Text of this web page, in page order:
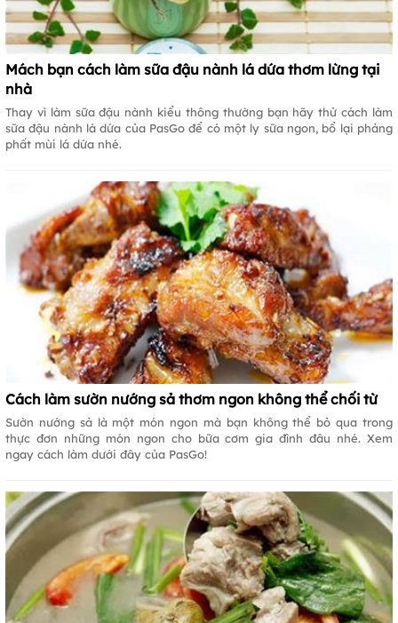
Mách bạn cách làm sữa đậu nành lá dứa thơm lừng tại
nhà
Thay vì làm sữa đậu nành kiểu thông thường bạn hãy thử cách làm
sữa đậu nành lá dứa của PasGo để có một ly sữa ngon, bổ lại phảng
phất mùi lá dứa nhé.
Cách làm sườn nướng sả thơm ngon không thể chối từ
Sườn nướng sả là một món ngon mà bạn không thể bỏ qua trong
thực đơn những món ngon cho bữa cơm gia đình đâu nhé. Xem
ngay cách làm dưới đây của PasGo!